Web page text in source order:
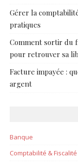
Gérer la
pratiques
Comment sortir du
pour retrouver sa
Facture impayée :
argent
Banque
Comptabilité & Fiscalité